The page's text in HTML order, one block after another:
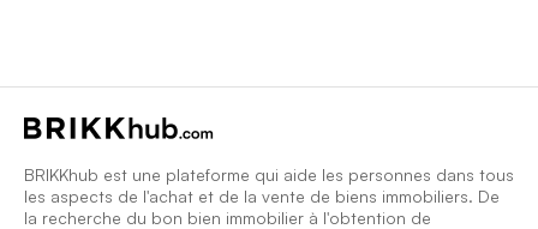
BRIKKhub est une plateforme qui aide les personnes dans tous
les aspects de l'achat et de la vente de biens immobiliers. De
la recherche du bon bien immobilier à l'obtention de